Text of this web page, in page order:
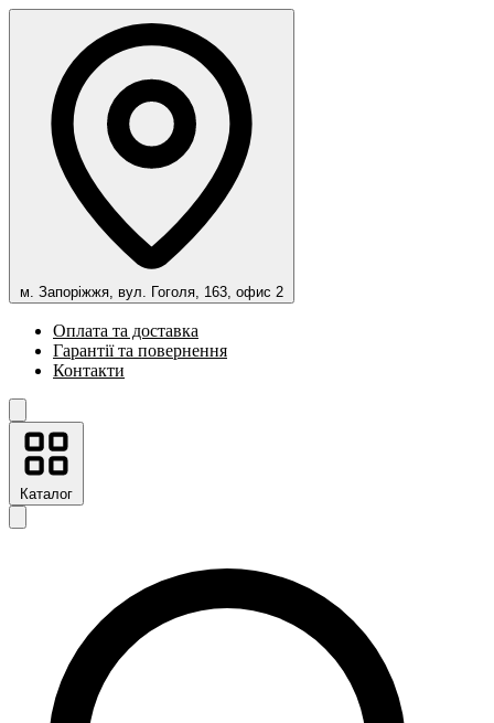
м. Запоріжжя, вул. Гоголя, 163, офис 2
Оплата та доставка
Гарантії та повернення
Контакти
Каталог